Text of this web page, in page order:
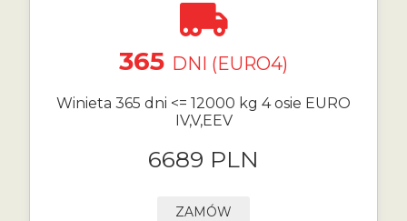
365 DNI (EURO4)
Winieta 365 dni <= 12000 kg 4 osie EURO
IV,V,EEV
6689 PLN
ZAMÓW